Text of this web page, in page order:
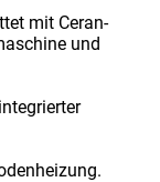
mit Ceran-
und